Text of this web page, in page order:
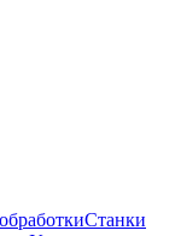
Станки